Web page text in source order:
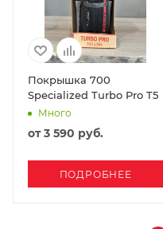
Покрышка 700
Specialized Turbo Pro T5
Много
от3 590 руб.
ПОДРОБНЕЕ